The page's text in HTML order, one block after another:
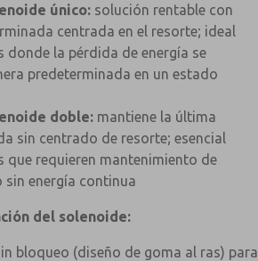
único: solución rentable con
centrada en el resorte; ideal
donde la pérdida de energía se
predeterminada en un estado
doble: mantiene la última
sin centrado de resorte; esencial
que requieren mantenimiento de
energía continua
del solenoide:
bloqueo (diseño de goma al ras) para